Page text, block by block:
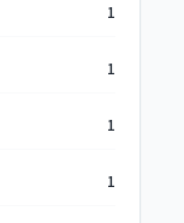
1
1
1
1